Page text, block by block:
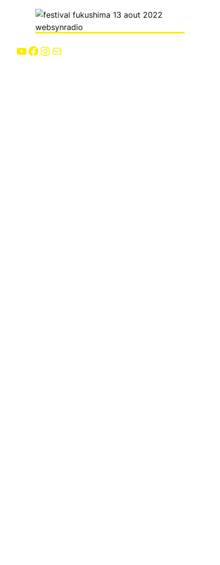
YouTube Facebook Instagram E-mail